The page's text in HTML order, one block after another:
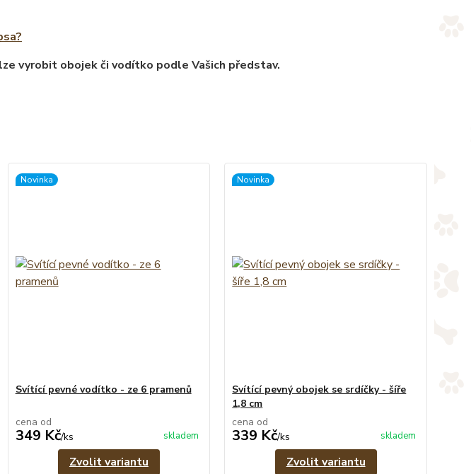
vyrobit obojek či vodítko podle Vašich představ.
Novinka
Svítící pevné vodítko - ze 6 pramenů
cena od
349 Kč/ks skladem
Zvolit variantu
Novinka
Svítící pevný obojek se srdíčky - šíře
1,8 cm
cena od
339 Kč/ks skladem
Zvolit variantu